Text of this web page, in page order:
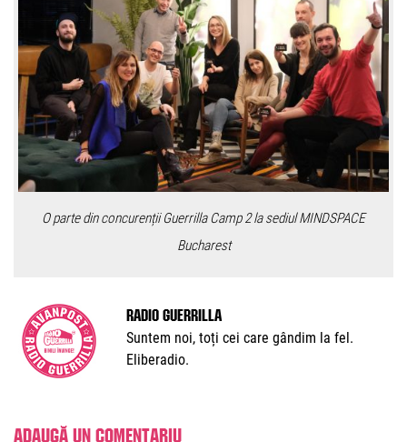
O parte din concurenții Guerrilla Camp 2 la sediul MINDSPACE
Bucharest
Radio Guerrilla
Suntem noi, toți cei care gândim la fel.
Eliberadio.
Adaugă un comentariu